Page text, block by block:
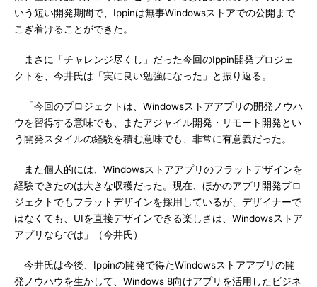
いう短い開発期間で、Ippinは無事Windowsストアでの公開まで
こぎ着けることができた。
まさに「チャレンジ尽くし」だった今回のIppin開発プロジェ
クトを、今井氏は「実に良い勉強になった」と振り返る。
「今回のプロジェクトは、Windowsストアアプリの開発ノウハ
ウを習得する意味でも、またアジャイル開発・リモート開発とい
う開発スタイルの経験を積む意味でも、非常に有意義だった。
また個人的には、Windowsストアアプリのフラットデザインを
経験できたのは大きな収穫だった。現在、ほかのアプリ開発プロ
ジェクトでもフラットデザインを採用しているが、デザイナーで
はなくても、UIを直接デザインできる楽しさは、Windowsストア
アプリならでは」（今井氏）
今井氏は今後、Ippinの開発で得たWindowsストアアプリの開
発ノウハウを生かして、Windows 8向けアプリを活用したビジネ